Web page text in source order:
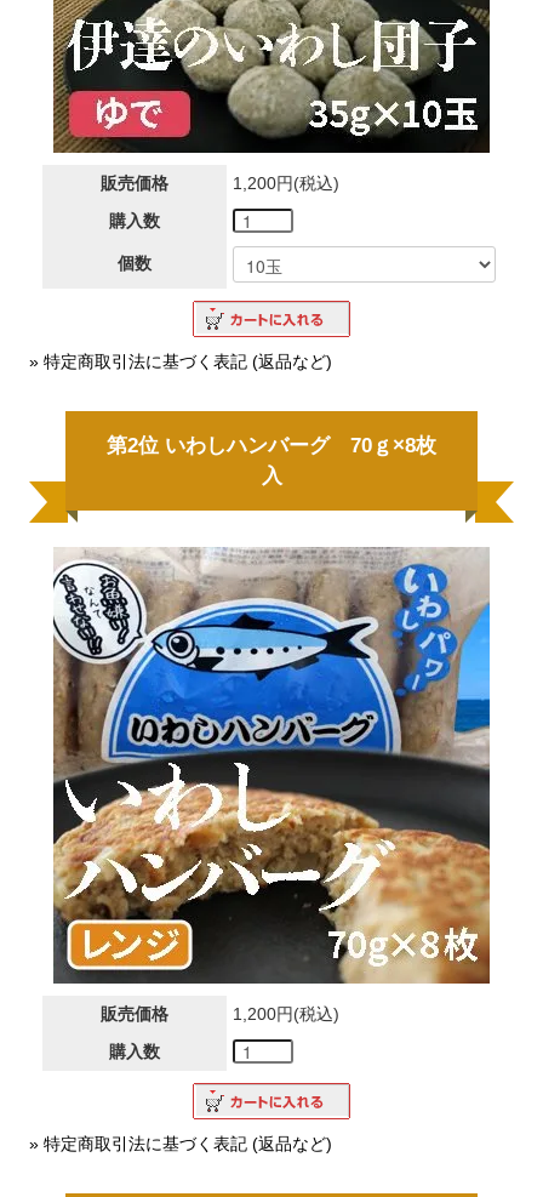
販売価格
1,200円(税込)
購入数
個数
» 特定商取引法に基づく表記 (返品など)
第2位 いわしハンバーグ 70ｇ×8枚
入
販売価格
1,200円(税込)
購入数
» 特定商取引法に基づく表記 (返品など)